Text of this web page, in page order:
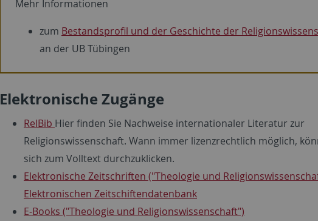
Mehr Informationen
zum Bestandsprofil und der Geschichte der
an der UB Tübingen
Elektronische Zugänge
RelBib Hier finden Sie Nachweise internationaler Literatur zur
Religionswissenschaft. Wann immer lizenzrechtlich möglich,
sich zum Volltext durchzuklicken.
Elektronische Zeitschriften ("Theologie und
Elektronischen Zeitschiftendatenbank
E-Books ("Theologie und Religionswissenschaft")